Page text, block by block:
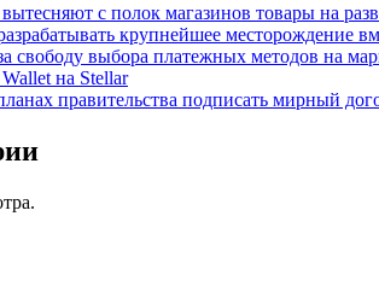
с полок магазинов товары на
крупнейшее месторождение
свободу выбора платежных методов на
на Stellar
правительства подписать мирный